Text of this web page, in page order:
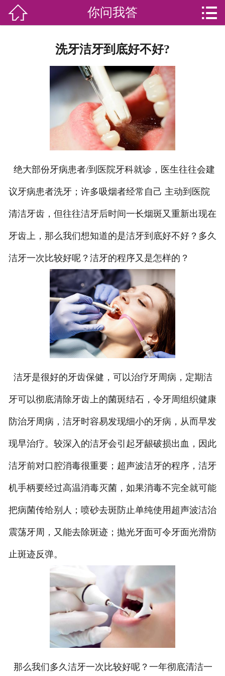
加盟苏家联
荣誉资质
家政资讯
你问我答
关于我们
联系我们
 你问我答 
洗牙洁牙到底好不好?
绝大部份牙病患者/到医院牙科就诊，医生往往会建
议牙病患者洗牙；许多吸烟者经常自己 主动到医院
清洁牙齿，但往往洁牙后时间一长烟斑又重新出现在
牙齿上，那么我们想知道的是洁牙到底好不好？多久
洁牙一次比较好呢？洁牙的程序又是怎样的？
洁牙是很好的牙齿保健，可以治疗牙周病，定期洁
牙可以彻底清除牙齿上的菌斑结石，令牙周组织健康
防治牙周病，洁牙时容易发现细小的牙病，从而早发
现早治疗。较深入的洁牙会引起牙龈破损出血，因此
洁牙前对口腔消毒很重要；超声波洁牙的程序，洁牙
机手柄要经过高温消毒灭菌，如果消毒不完全就可能
把病菌传给别人；喷砂去斑防止单纯使用超声波洁治
震荡牙周，又能去除斑迹；抛光牙面可令牙面光滑防
止斑迹反弹。
那么我们多久洁牙一次比较好呢？一年彻底清洁一